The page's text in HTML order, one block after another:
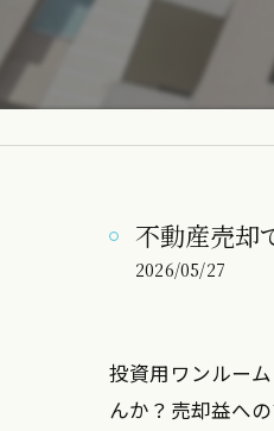
不動産売却
2026/05/27
投資用ワンルー
んか？売却益へ